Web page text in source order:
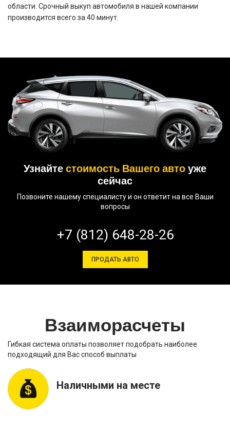
области. Срочный выкуп автомобиля в нашей компании
производится всего за 40 минут.
Узнайтестоимость Вашего автоуже
сейчас
Позвоните нашему специалисту и он ответит на все Ваши
вопросы
+7 (812) 648-28-26
ПРОДАТЬ АВТО
Взаиморасчеты
Гибкая система оплаты позволяет подобрать наиболее
подходящий для Вас способ выплаты
Наличными на месте